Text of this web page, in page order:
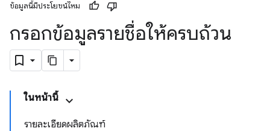
ข้อมูลนี้มีประโยชน์ไหม
กรอกข้อมูลรายชื่อให้ครบถ้วน
ในหน้านี้
รายละเอียดผลิตภัณฑ์